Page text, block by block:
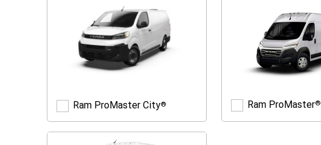
Cab
Ram ProMaster City®
Ram
ProMaster
Ram ProMaster®
Ram